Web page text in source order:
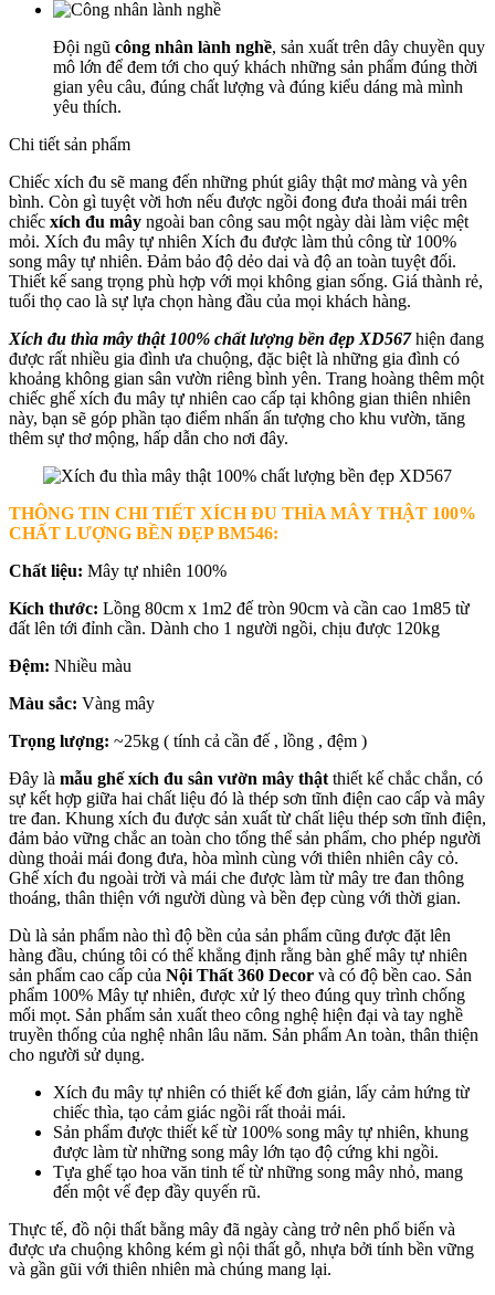
Đội ngũ công nhân lành nghề, sản xuất trên dây chuyền quy
mô lớn để đem tới cho quý khách những sản phẩm đúng thời
gian yêu câu, đúng chất lượng và đúng kiểu dáng mà mình
yêu thích.
Chi tiết sản phẩm
Chiếc xích đu sẽ mang đến những phút giây thật mơ màng và yên
bình. Còn gì tuyệt vời hơn nếu được ngồi đong đưa thoải mái trên
chiếc xích đu mây ngoài ban công sau một ngày dài làm việc mệt
mỏi. Xích đu mây tự nhiên Xích đu được làm thủ công từ 100%
song mây tự nhiên. Đảm bảo độ dẻo dai và độ an toàn tuyệt đối.
Thiết kế sang trọng phù hợp với mọi không gian sống. Giá thành rẻ,
tuổi thọ cao là sự lựa chọn hàng đầu của mọi khách hàng.
Xích đu thìa mây thật 100% chất lượng bền đẹp XD567hiện đang
được rất nhiều gia đình ưa chuộng, đặc biệt là những gia đình có
khoảng không gian sân vườn riêng bình yên. Trang hoàng thêm một
chiếc ghế xích đu mây tự nhiên cao cấp tại không gian thiên nhiên
này, bạn sẽ góp phần tạo điểm nhấn ấn tượng cho khu vườn, tăng
thêm sự thơ mộng, hấp dẫn cho nơi đây.
THÔNG TIN CHI TIẾT XÍCH ĐU THÌA MÂY THẬT 100%
CHẤT LƯỢNG BỀN ĐẸP BM546:
Chất liệu: Mây tự nhiên 100%
Kích thước: Lồng 80cm x 1m2 đế tròn 90cm và cần cao 1m85 từ
đất lên tới đỉnh cần. Dành cho 1 người ngồi, chịu được 120kg
Đệm: Nhiều màu
Màu sắc: Vàng mây
Trọng lượng: ~25kg ( tính cả cần đế , lồng , đệm )
Đây là mẫu ghế xích đu sân vườn mây thật thiết kế chắc chắn, có
sự kết hợp giữa hai chất liệu đó là thép sơn tĩnh điện cao cấp và mây
tre đan. Khung xích đu được sản xuất từ chất liệu thép sơn tĩnh điện,
đảm bảo vững chắc an toàn cho tổng thể sản phẩm, cho phép người
dùng thoải mái đong đưa, hòa mình cùng với thiên nhiên cây cỏ.
Ghế xích đu ngoài trời và mái che được làm từ mây tre đan thông
thoáng, thân thiện với người dùng và bền đẹp cùng với thời gian.
Dù là sản phẩm nào thì độ bền của sản phẩm cũng được đặt lên
hàng đầu, chúng tôi có thể khẳng định rằng bàn ghế mây tự nhiên
sản phẩm cao cấp của Nội Thất 360 Decor và có độ bền cao. Sản
phẩm 100% Mây tự nhiên, được xử lý theo đúng quy trình chống
mối mọt. Sản phẩm sản xuất theo công nghệ hiện đại và tay nghề
truyền thống của nghệ nhân lâu năm. Sản phẩm An toàn, thân thiện
cho người sử dụng.
Xích đu mây tự nhiên có thiết kế đơn giản, lấy cảm hứng từ
chiếc thìa, tạo cảm giác ngồi rất thoải mái.
Sản phẩm được thiết kế từ 100% song mây tự nhiên, khung
được làm từ những song mây lớn tạo độ cứng khi ngồi.
Tựa ghế tạo hoa văn tinh tế từ những song mây nhỏ, mang
đến một vể đẹp đầy quyến rũ.
Thực tế, đồ nội thất bằng mây đã ngày càng trở nên phổ biến và
được ưa chuộng không kém gì nội thất gỗ, nhựa bởi tính bền vững
và gần gũi với thiên nhiên mà chúng mang lại.